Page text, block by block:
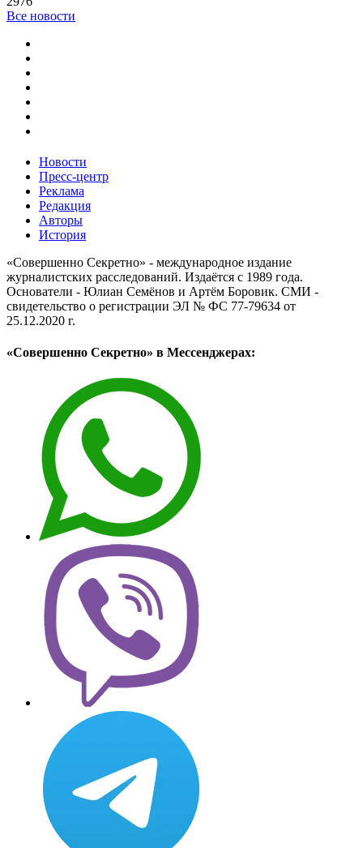
Все новости
Новости
Пресс-центр
Реклама
Редакция
Авторы
История
«Совершенно Секретно» - международное издание
журналистских расследований. Издаётся с 1989 года.
Основатели - Юлиан Семёнов и Артём Боровик. CМИ -
свидетельство о регистрации ЭЛ № ФС 77-79634 от
25.12.2020 г.
«Совершенно Секретно» в Мессенджерах: